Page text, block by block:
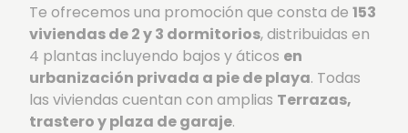
Te ofrecemos una promoción que consta de 153
viviendas de 2 y 3 dormitorios, distribuidas en
4 plantas incluyendo bajos y áticos en
urbanización privada a pie de playa. Todas
las viviendas cuentan con amplias Terrazas,
trastero y plaza de garaje.